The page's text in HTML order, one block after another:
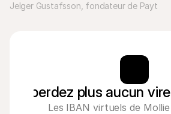
Jelger Gustafsson, fondateur de Payt
Ne perdez plus aucun
Les IBAN virtuels de